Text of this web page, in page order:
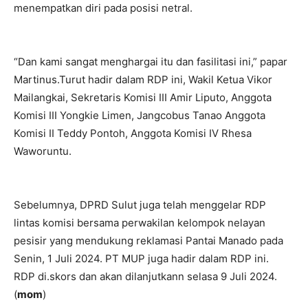
menempatkan diri pada posisi netral.
“Dan kami sangat menghargai itu dan fasilitasi ini,” papar
Martinus.Turut hadir dalam RDP ini, Wakil Ketua Vikor
Mailangkai, Sekretaris Komisi III Amir Liputo, Anggota
Komisi III Yongkie Limen, Jangcobus Tanao Anggota
Komisi II Teddy Pontoh, Anggota Komisi IV Rhesa
Waworuntu.
Sebelumnya, DPRD Sulut juga telah menggelar RDP
lintas komisi bersama perwakilan kelompok nelayan
pesisir yang mendukung reklamasi Pantai Manado pada
Senin, 1 Juli 2024. PT MUP juga hadir dalam RDP ini.
RDP di.skors dan akan dilanjutkann selasa 9 Juli 2024.
(mom)